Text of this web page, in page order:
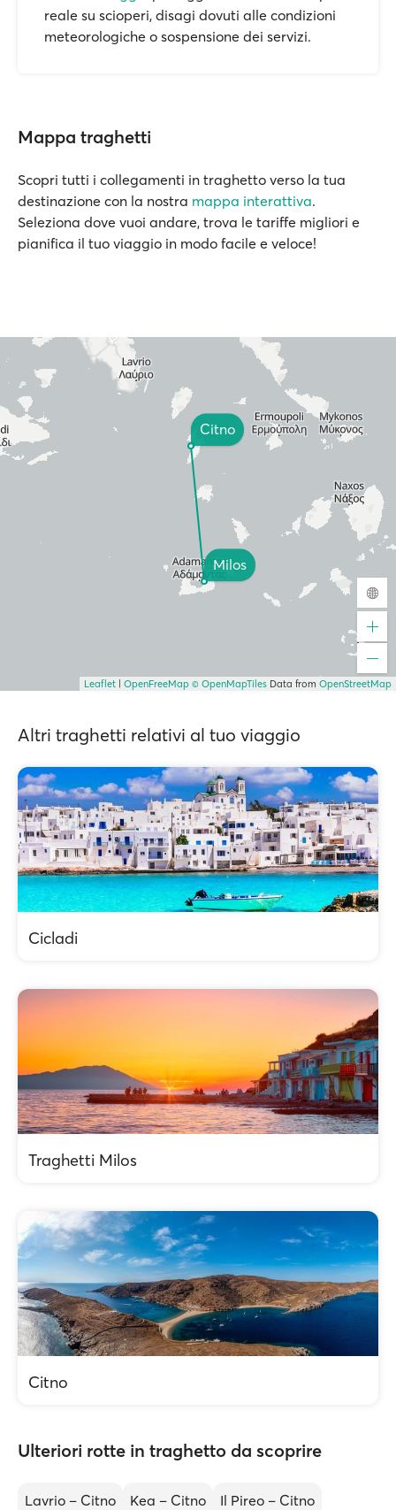
reale su scioperi, disagi dovuti alle condizioni
meteorologiche o sospensione dei servizi.
Mappa traghetti
Scopri tutti i collegamenti in traghetto verso la tua
destinazione con la nostra mappa interattiva.
Seleziona dove vuoi andare, trova le tariffe migliori e
pianifica il tuo viaggio in modo facile e veloce!
Milos
Citno
Leaflet OpenFreeMap © OpenMapTiles Data from OpenStreetMap
Altri traghetti relativi al tuo viaggio
Cicladi
Traghetti Milos
Citno
Ulteriori rotte in traghetto da scoprire
Lavrio – Citno Kea – Citno
Il Pireo – Citno